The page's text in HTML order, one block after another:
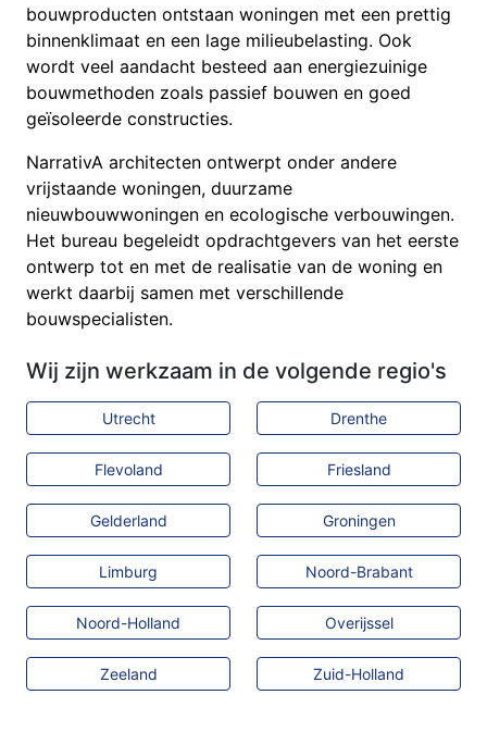
bouwproducten ontstaan woningen met een prettig
binnenklimaat en een lage milieubelasting. Ook
wordt veel aandacht besteed aan energiezuinige
bouwmethoden zoals passief bouwen en goed
geïsoleerde constructies.
NarrativA architecten ontwerpt onder andere
vrijstaande woningen, duurzame
nieuwbouwwoningen en ecologische verbouwingen.
Het bureau begeleidt opdrachtgevers van het eerste
ontwerp tot en met de realisatie van de woning en
werkt daarbij samen met verschillende
bouwspecialisten.
Wij zijn werkzaam in de volgende regio's
Utrecht Drenthe
Flevoland Friesland
Gelderland Groningen
Limburg Noord-Brabant
Noord-Holland Overijssel
Zeeland Zuid-Holland